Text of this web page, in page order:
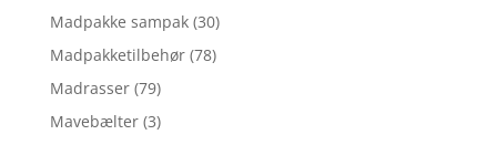
Madpakke sampak (30)
Madpakketilbehør (78)
Madrasser (79)
Mavebælter (3)